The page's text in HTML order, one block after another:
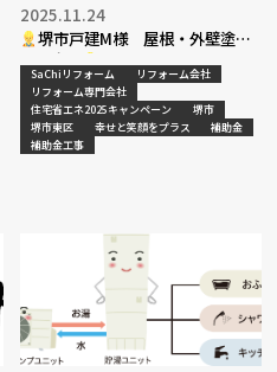
堺市戸建M様 屋根・外壁塗装
工事完了
2025.11.24
SaChiリフォーム
リフォーム会社
リフォーム専門会社
住宅省エネ2025キャンペーン
堺市
堺市東区
幸せと笑顔をプラス
補助金
補助金工事